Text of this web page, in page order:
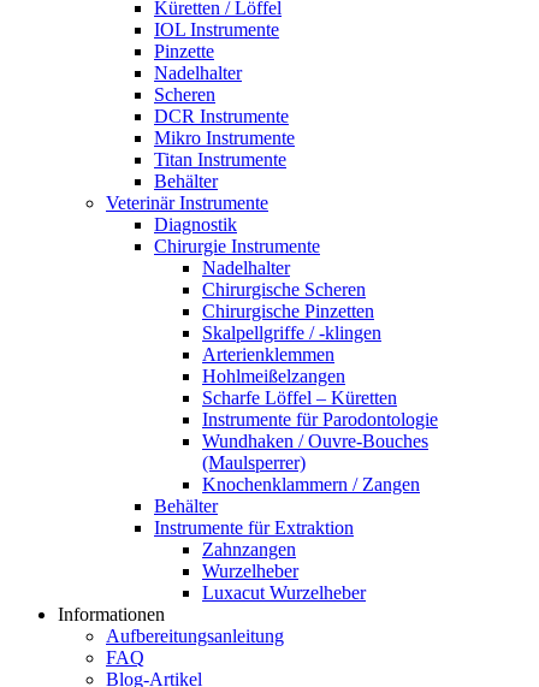
Küretten / Löffel
IOL Instrumente
Pinzette
Nadelhalter
Scheren
DCR Instrumente
Mikro Instrumente
Titan Instrumente
Behälter
Veterinär Instrumente
Diagnostik
Chirurgie Instrumente
Nadelhalter
Chirurgische Scheren
Chirurgische Pinzetten
Skalpellgriffe / -klingen
Arterienklemmen
Hohlmeißelzangen
Scharfe Löffel – Küretten
Instrumente für Parodontologie
Wundhaken / Ouvre-Bouches
(Maulsperrer)
Knochenklammern / Zangen
Behälter
Instrumente für Extraktion
Zahnzangen
Wurzelheber
Luxacut Wurzelheber
Informationen
Aufbereitungsanleitung
FAQ
Blog-Artikel